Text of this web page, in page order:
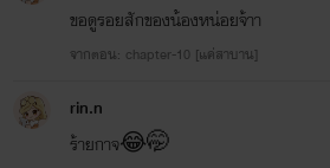
ขอดูรอยสักของน้องหน่อยจ้าา
จากตอน: chapter-10 [แค่สาบาน]
rin.n
ร้ายกาจ😂🤭